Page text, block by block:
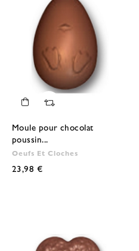
Moule pour chocolat
poussin...
Oeufs Et Cloches
23,98 €